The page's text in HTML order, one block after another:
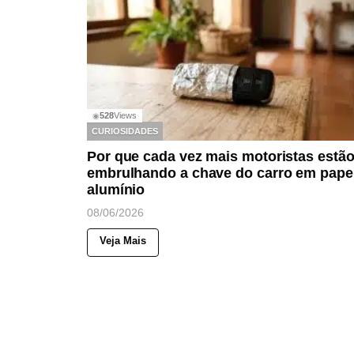
◉528Views
CURIOSIDADES
Por que cada vez mais motoristas estão
embrulhando a chave do carro em
alumínio
08/06/2026
Veja Mais